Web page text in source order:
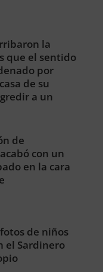
la
que el sentido
por
de su
a un
de
con un
en la cara
de niños
el Sardinero